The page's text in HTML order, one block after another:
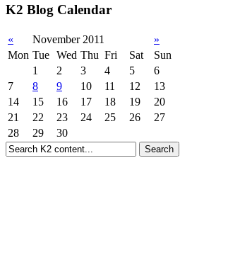
K2 Blog Calendar
« November 2011
»
Mon Tue Wed Thu Fri Sat
Sun
1
2 3 4 5
6
7
8 9 10 11 12
13
14
15 16 17 18 19
20
21
22 23 24 25 26
27
28
29 30